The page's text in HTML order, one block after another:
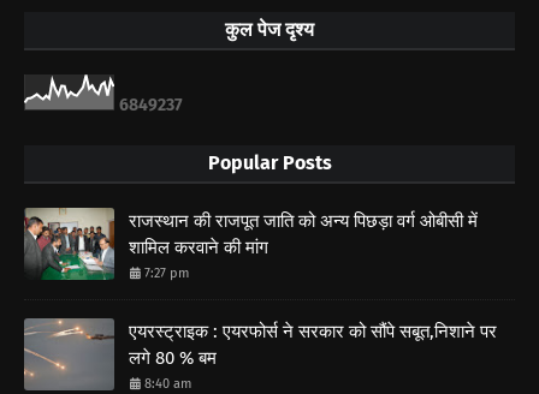
कुल पेज दृश्य
6849237
Popular Posts
राजस्थान की राजपूत जाति को अन्य पिछड़ा वर्ग ओबीसी में
शामिल करवाने की मांग
7:27 pm
एयरस्ट्राइक : एयरफोर्स ने सरकार को सौंपे सबूत,निशाने पर
लगे 80 % बम
8:40 am